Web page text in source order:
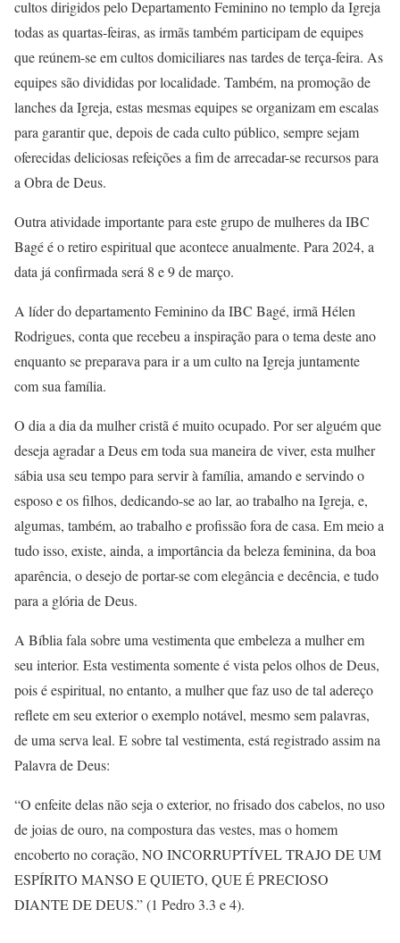
cultos dirigidos pelo Departamento Feminino no templo da Igreja
todas as quartas-feiras, as irmãs também participam de equipes
que reúnem-se em cultos domiciliares nas tardes de terça-feira. As
equipes são divididas por localidade. Também, na promoção de
lanches da Igreja, estas mesmas equipes se organizam em escalas
para garantir que, depois de cada culto público, sempre sejam
oferecidas deliciosas refeições a fim de arrecadar-se recursos para
a Obra de Deus.
Outra atividade importante para este grupo de mulheres da IBC
Bagé é o retiro espiritual que acontece anualmente. Para 2024, a
data já confirmada será 8 e 9 de março.
A líder do departamento Feminino da IBC Bagé, irmã Hélen
Rodrigues, conta que recebeu a inspiração para o tema deste ano
enquanto se preparava para ir a um culto na Igreja juntamente
com sua família.
O dia a dia da mulher cristã é muito ocupado. Por ser alguém que
deseja agradar a Deus em toda sua maneira de viver, esta mulher
sábia usa seu tempo para servir à família, amando e servindo o
esposo e os filhos, dedicando-se ao lar, ao trabalho na Igreja, e,
algumas, também, ao trabalho e profissão fora de casa. Em meio a
tudo isso, existe, ainda, a importância da beleza feminina, da boa
aparência, o desejo de portar-se com elegância e decência, e tudo
para a glória de Deus.
A Bíblia fala sobre uma vestimenta que embeleza a mulher em
seu interior. Esta vestimenta somente é vista pelos olhos de Deus,
pois é espiritual, no entanto, a mulher que faz uso de tal adereço
reflete em seu exterior o exemplo notável, mesmo sem palavras,
de uma serva leal. E sobre tal vestimenta, está registrado assim na
Palavra de Deus:
“O enfeite delas não seja o exterior, no frisado dos cabelos, no uso
de joias de ouro, na compostura das vestes, mas o homem
encoberto no coração, NO INCORRUPTÍVEL TRAJO DE UM
ESPÍRITO MANSO E QUIETO, QUE É PRECIOSO
DIANTE DE DEUS.” (1 Pedro 3.3 e 4).